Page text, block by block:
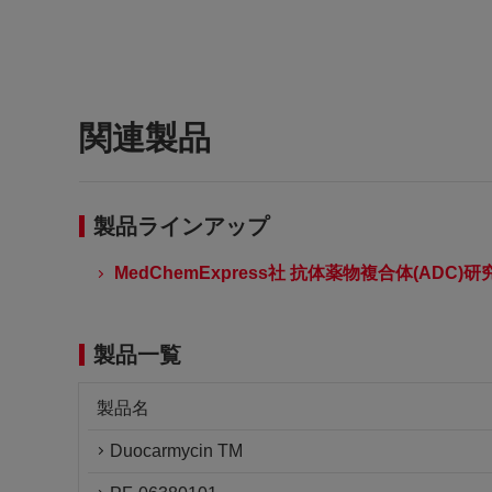
関連製品
製品ラインアップ
MedChemExpress社 抗体薬物複合体(ADC)研
製品一覧
製品名
Duocarmycin TM